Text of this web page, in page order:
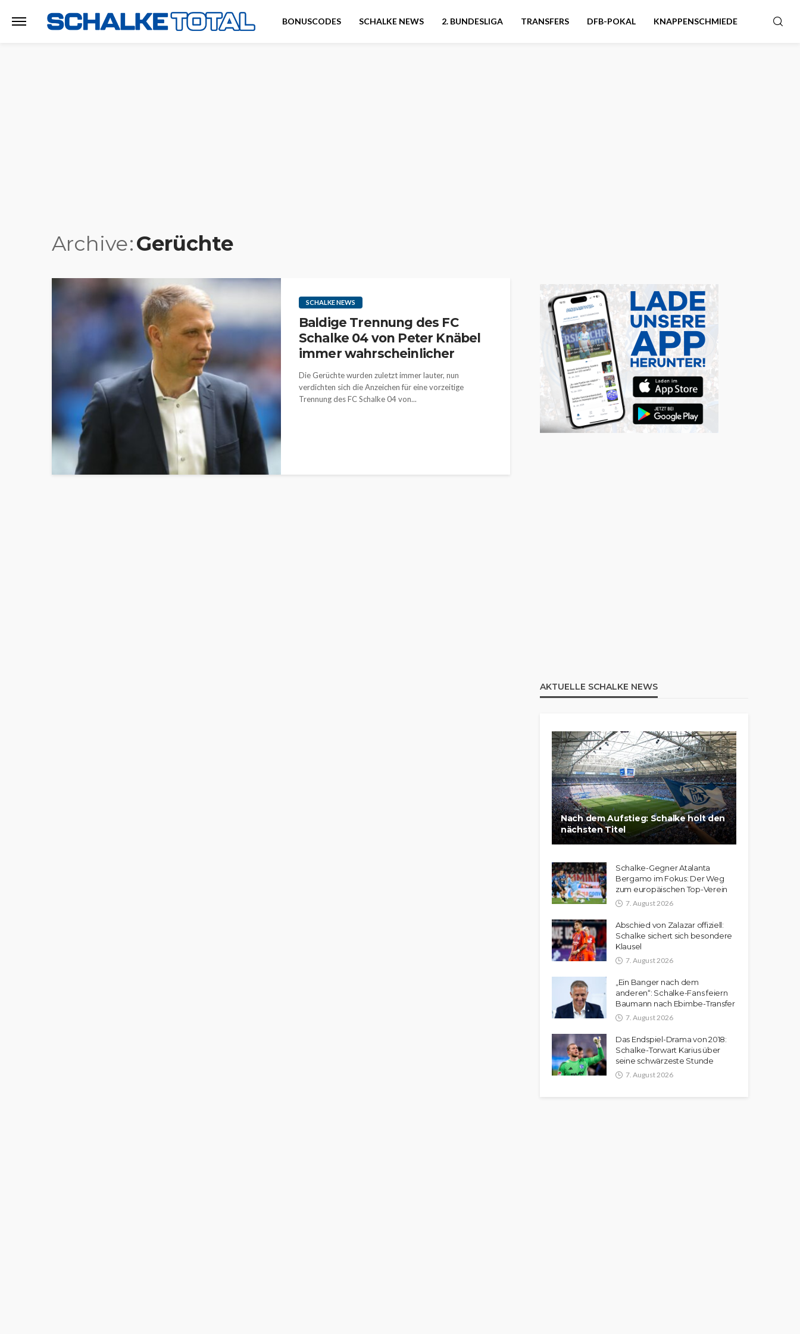
BONUSCODES SCHALKE NEWS 2. BUNDESLIGA TRANSFERS DFB-POKAL KNAPPENSCHMIEDE
Archive Gerüchte
SCHALKE NEWS
Baldige Trennung des FC
Schalke 04 von Peter Knäbel
immer wahrscheinlicher
Die Gerüchte wurden zuletzt immer lauter, nun
verdichten sich die Anzeichen für eine vorzeitige
Trennung des FC Schalke 04 von...
AKTUELLE SCHALKE NEWS
Nach dem Aufstieg: Schalke holt den
nächsten Titel
Schalke-Gegner Atalanta
Bergamo im Fokus: Der Weg
zum europäischen Top-Verein
7. August 2026
Abschied von Zalazar offiziell:
Schalke sichert sich besondere
Klausel
7. August 2026
„Ein Banger nach dem
anderen“: Schalke-Fans feiern
Baumann nach Ebimbe-Transfer
7. August 2026
Das Endspiel-Drama von 2018:
Schalke-Torwart Karius über
seine schwärzeste Stunde
7. August 2026